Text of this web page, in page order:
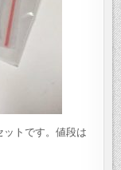
トです。値段は